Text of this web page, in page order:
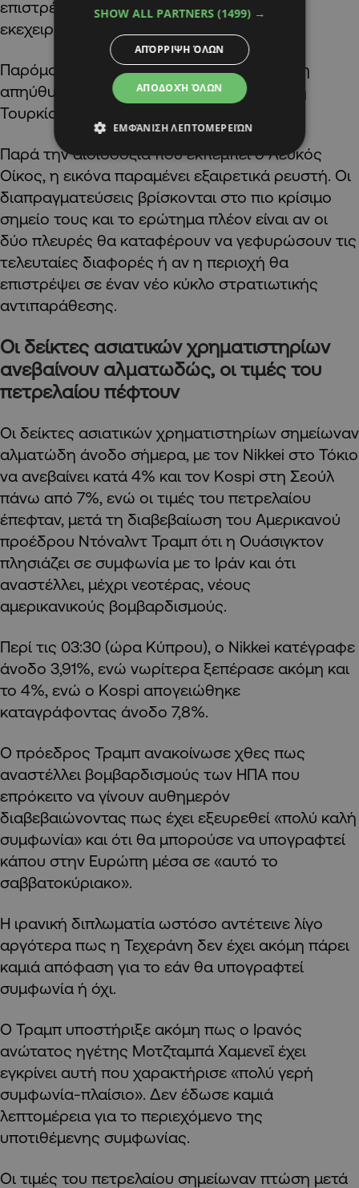
επιστρέψουν στην πλήρη εφαρμογή της
εκεχειρίας.
Παρόμοιες εκκλήσεις για αυτοσυγκράτηση
απηύθυναν το Πακιστάν, η Ρωσία, η Κίνα, η
Τουρκία, η Ινδία και η Σαουδική Αραβία.
Παρά την αισιοδοξία που εκπέμπει ο Λευκός
Οίκος, η εικόνα παραμένει εξαιρετικά ρευστή. Οι
διαπραγματεύσεις βρίσκονται στο πιο κρίσιμο
σημείο τους και το ερώτημα πλέον είναι αν οι
δύο πλευρές θα καταφέρουν να γεφυρώσουν τις
τελευταίες διαφορές ή αν η περιοχή θα
επιστρέψει σε έναν νέο κύκλο στρατιωτικής
αντιπαράθεσης.
Οι δείκτες ασιατικών χρηματιστηρίων
ανεβαίνουν αλματωδώς, οι τιμές του
πετρελαίου πέφτουν
Οι δείκτες ασιατικών χρηματιστηρίων σημείωναν
αλματώδη άνοδο σήμερα, με τον Nikkei στο Τόκιο
να ανεβαίνει κατά 4% και τον Kospi στη Σεούλ
πάνω από 7%, ενώ οι τιμές του πετρελαίου
έπεφταν, μετά τη διαβεβαίωση του Αμερικανού
προέδρου Ντόναλντ Τραμπ ότι η Ουάσιγκτον
πλησιάζει σε συμφωνία με το Ιράν και ότι
αναστέλλει, μέχρι νεοτέρας, νέους
αμερικανικούς βομβαρδισμούς.
Περί τις 03:30 (ώρα Κύπρου), ο Nikkei κατέγραφε
άνοδο 3,91%, ενώ νωρίτερα ξεπέρασε ακόμη και
το 4%, ενώ ο Kospi απογειώθηκε
καταγράφοντας άνοδο 7,8%.
Ο πρόεδρος Τραμπ ανακοίνωσε χθες πως
αναστέλλει βομβαρδισμούς των ΗΠΑ που
επρόκειτο να γίνουν αυθημερόν
διαβεβαιώνοντας πως έχει εξευρεθεί «πολύ καλή
συμφωνία» και ότι θα μπορούσε να υπογραφτεί
κάπου στην Ευρώπη μέσα σε «αυτό το
σαββατοκύριακο».
Η ιρανική διπλωματία ωστόσο αντέτεινε λίγο
αργότερα πως η Τεχεράνη δεν έχει ακόμη πάρει
καμιά απόφαση για το εάν θα υπογραφτεί
συμφωνία ή όχι.
Ο Τραμπ υποστήριξε ακόμη πως ο Ιρανός
ανώτατος ηγέτης Μοτζταμπά Χαμενεΐ έχει
εγκρίνει αυτή που χαρακτήρισε «πολύ γερή
συμφωνία-πλαίσιο». Δεν έδωσε καμιά
λεπτομέρεια για το περιεχόμενο της
υποτιθέμενης συμφωνίας.
Οι τιμές του πετρελαίου σημείωναν πτώση μετά
SHOW ALL PARTNERS (1499) →
ΑΠΟΔΟΧΉ ΌΛΩΝ
ΑΠΌΡΡΙΨΗ ΌΛΩΝ
ΕΜΦΆΝΙΣΗ ΛΕΠΤΟΜΕΡΕΙΏΝ